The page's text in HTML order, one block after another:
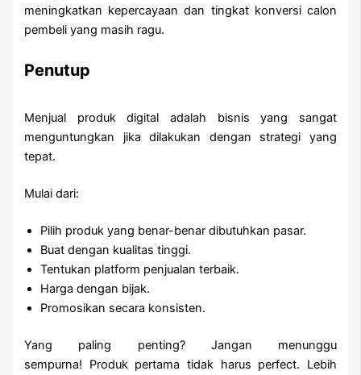
meningkatkan kepercayaan dan tingkat konversi calon
pembeli yang masih ragu.
Penutup
Menjual produk digital adalah bisnis yang sangat
menguntungkan jika dilakukan dengan strategi yang
tepat.
Mulai dari:
Pilih produk yang benar-benar dibutuhkan pasar.
Buat dengan kualitas tinggi.
Tentukan platform penjualan terbaik.
Harga dengan bijak.
Promosikan secara konsisten.
Yang paling penting? Jangan menunggu
sempurna! Produk pertama tidak harus perfect. Lebih